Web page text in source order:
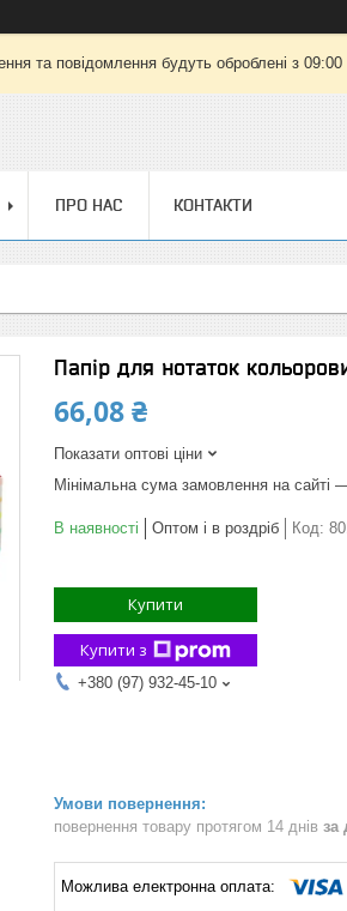
та повідомлення будуть оброблені з
ПРО НАС КОНТАКТИ
Папір для нотаток
66,08 ₴
Показати оптові ціни
Мінімальна сума замовлення на сайті
В наявності Оптом і в роздріб Код:
Купити
Купити з
+380 (97) 932-45-10
повернення товару протягом 14 днів за